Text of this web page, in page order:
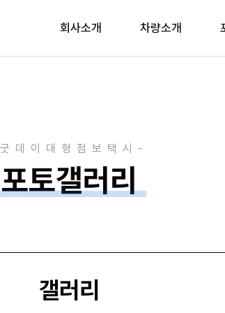
회사소개 차량소개
포토갤러리
갤러리